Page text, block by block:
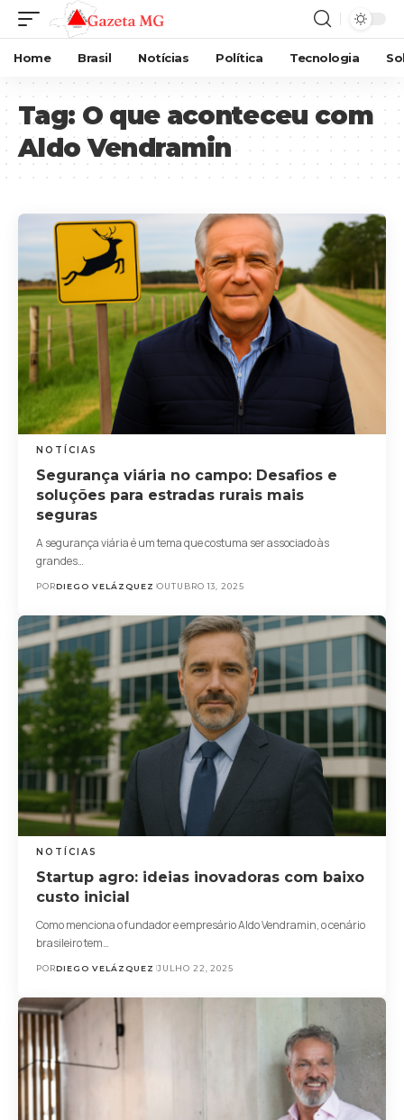
Home Brasil Notícias Política Tecnologia
Tag: O que aconteceu com
Aldo Vendramin
NOTÍCIAS
Segurança viária no campo: Desafios e
soluções para estradas rurais mais
seguras
A segurança viária é um tema que costuma ser associado às
grandes…
PORDIEGO VELÁZQUEZ OUTUBRO 13, 2025
NOTÍCIAS
Startup agro: ideias inovadoras com baixo
custo inicial
Como menciona o fundador e empresário Aldo Vendramin, o cenário
brasileiro tem…
PORDIEGO VELÁZQUEZ JULHO 22, 2025